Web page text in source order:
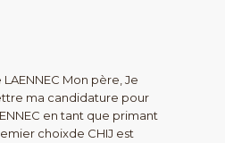
Mon père, Je
ma candidature pour
en tant que primant
choixde CHIJ est